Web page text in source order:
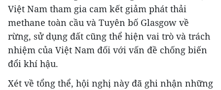
Việt Nam tham gia cam kết giảm phát thải
methane toàn cầu và Tuyên bố Glasgow về
rừng, sử dụng đất cũng thể hiện vai trò và trách
nhiệm của Việt Nam đối với vấn đề chống biến
đổi khí hậu.
Xét về tổng thể, hội nghị này đã ghi nhận những